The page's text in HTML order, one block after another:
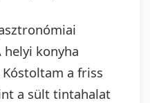
helyi konyha
a friss
a sült tintahalat